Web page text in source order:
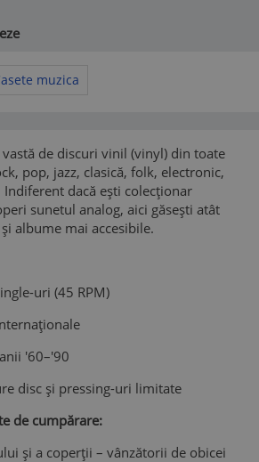
muzica
vastă de discuri vinil (vinyl) din toate
pop, jazz, clasică, folk, electronic,
dacă ești colecționar
sunetul analog, aici găsești atât
albume mai accesibile.
uri (45 RPM)
'60–'90
disc și pressing-uri limitate
de cumpărare:
și a coperții – vânzătorii de obicei